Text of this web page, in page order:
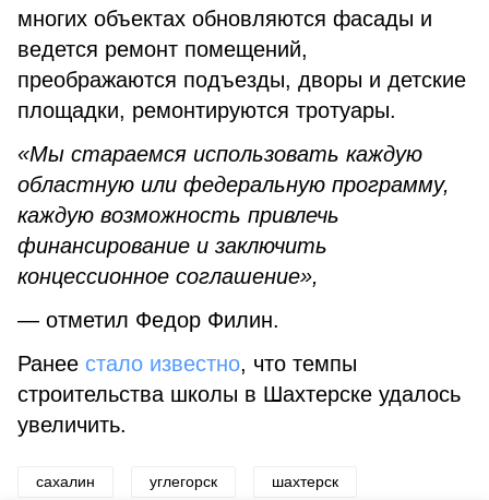
многих объектах обновляются фасады и
ведется ремонт помещений,
преображаются подъезды, дворы и детские
площадки, ремонтируются тротуары.
«Мы стараемся использовать каждую
областную или федеральную программу,
каждую возможность привлечь
финансирование и заключить
концессионное соглашение»,
— отметил Федор Филин.
Ранее стало известно, что темпы
строительства школы в Шахтерске удалось
увеличить.
сахалин углегорск шахтерск